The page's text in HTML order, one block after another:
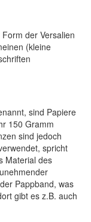
der Versalien
(kleine
sind Papiere
150 Gramm
sind jedoch
spricht
Material des
Pappband, was
gibt es z.B. auch